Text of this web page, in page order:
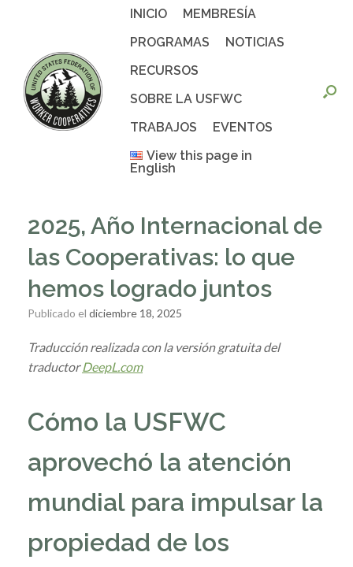
INICIO
MEMBRESÍA
PROGRAMAS
NOTICIAS
RECURSOS
SOBRE LA USFWC
TRABAJOS
EVENTOS
View this page in
English
2025, Año Internacional de
las Cooperativas: lo que
hemos logrado juntos
Publicado el diciembre 18, 2025
Traducción realizada con la versión gratuita del
traductorDeepL.com
Cómo la USFWC
aprovechó la atención
mundial para impulsar la
propiedad de los